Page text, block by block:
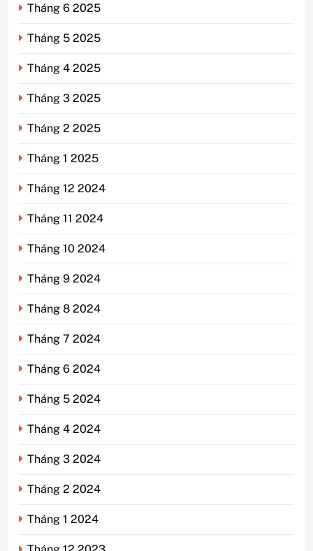
Tháng 6 2025
Tháng 5 2025
Tháng 4 2025
Tháng 3 2025
Tháng 2 2025
Tháng 1 2025
Tháng 12 2024
Tháng 11 2024
Tháng 10 2024
Tháng 9 2024
Tháng 8 2024
Tháng 7 2024
Tháng 6 2024
Tháng 5 2024
Tháng 4 2024
Tháng 3 2024
Tháng 2 2024
Tháng 1 2024